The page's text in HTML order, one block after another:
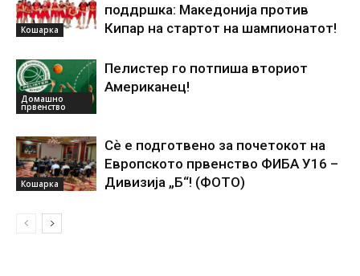
Кошарка
поддршка: Македонија против
Кипар на стартот на шампионатот!
Домашно
првенство
Пелистер го потпиша вториот
Американец!
Кошарка
Сѐ е подготвено за почетокот на
Европското првенство ФИБА У16 –
Дивизија „Б“! (ФОТО)